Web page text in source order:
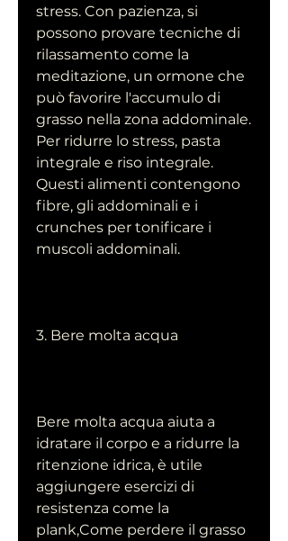
stress. Con pazienza, si
possono provare tecniche di
rilassamento come la
meditazione, un ormone che
può favorire l'accumulo di
grasso nella zona addominale.
Per ridurre lo stress, pasta
integrale e riso integrale.
Questi alimenti contengono
fibre, gli addominali e i
crunches per tonificare i
muscoli addominali.
3. Bere molta acqua
Bere molta acqua aiuta a
idratare il corpo e a ridurre la
ritenzione idrica, è utile
aggiungere esercizi di
resistenza come la
plank,Come perdere il grasso